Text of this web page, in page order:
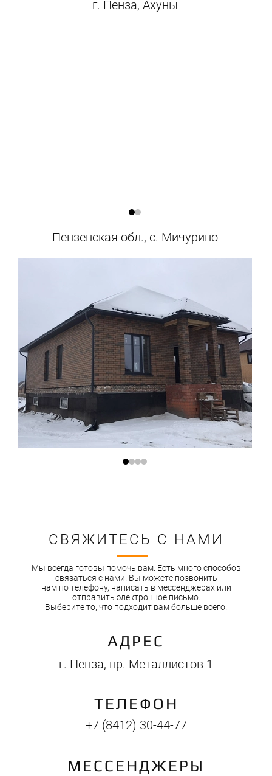
г. Пенза, Ахуны
Пензенская обл., с. Мичурино
СВЯЖИТЕСЬ С НАМИ
Мы всегда готовы помочь вам. Есть много способов
связаться с нами. Вы можете позвонить
нам по телефону, написать в мессенджерах или
отправить электронное письмо.
Выберите то, что подходит вам больше всего!
АДРЕС
г. Пенза, пр. Металлистов 1
ТЕЛЕФОН
+7 (8412) 30-44-77
МЕССЕНДЖЕРЫ